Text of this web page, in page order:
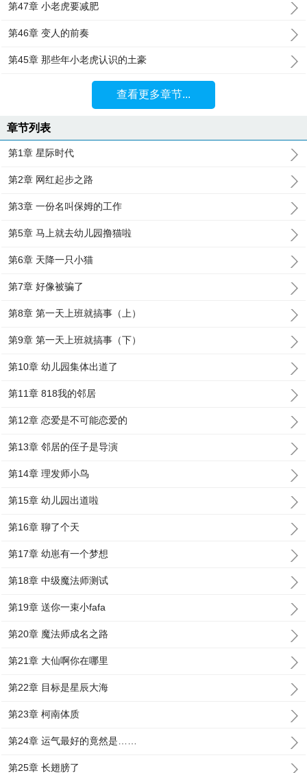
第47章 小老虎要减肥
第46章 变人的前奏
第45章 那些年小老虎认识的土豪
查看更多章节...
章节列表
第1章 星际时代
第2章 网红起步之路
第3章 一份名叫保姆的工作
第5章 马上就去幼儿园撸猫啦
第6章 天降一只小猫
第7章 好像被骗了
第8章 第一天上班就搞事（上）
第9章 第一天上班就搞事（下）
第10章 幼儿园集体出道了
第11章 818我的邻居
第12章 恋爱是不可能恋爱的
第13章 邻居的侄子是导演
第14章 理发师小鸟
第15章 幼儿园出道啦
第16章 聊了个天
第17章 幼崽有一个梦想
第18章 中级魔法师测试
第19章 送你一束小fafa
第20章 魔法师成名之路
第21章 大仙啊你在哪里
第22章 目标是星辰大海
第23章 柯南体质
第24章 运气最好的竟然是……
第25章 长翅膀了